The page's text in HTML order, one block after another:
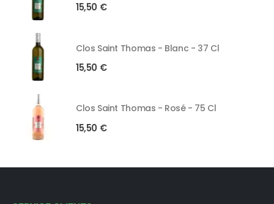
15,50 €
Clos Saint Thomas - Blanc - 37 Cl
15,50 €
Clos Saint Thomas - Rosé - 75 Cl
15,50 €